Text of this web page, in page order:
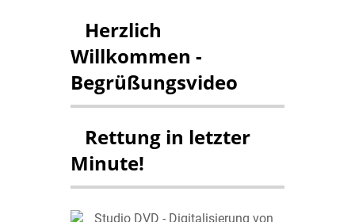
Herzlich
Willkommen -
Begrüßungsvideo
Rettung in letzter
Minute!